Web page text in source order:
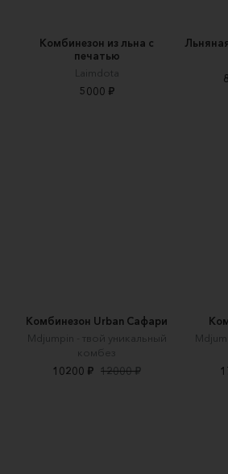
Комбинезон из льна с
печатью
Laimdota
5000 ₽
Комбинезон Urban Сафари
Mdjumpin - твой уникальный
комбез
10200 ₽ 12000 ₽